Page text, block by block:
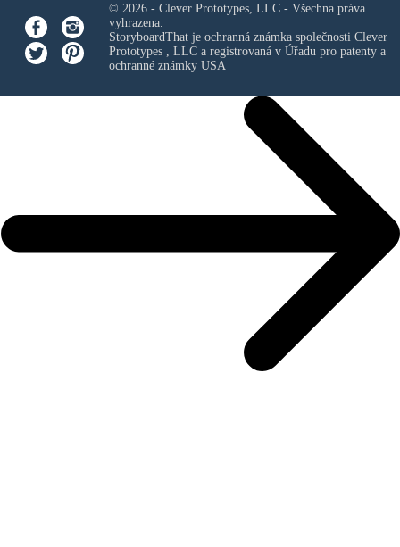
© 2026 - Clever Prototypes, LLC - Všechna práva
vyhrazena.
StoryboardThat je ochranná známka společnosti Clever
Prototypes , LLCa registrovaná v Úřadu pro patenty a
ochranné známky USA